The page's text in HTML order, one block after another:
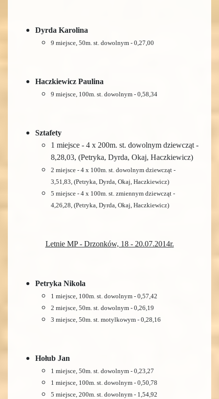
Dyrda Karolina
9 miejsce, 50m. st. dowolnym - 0,27,00
Haczkiewicz Paulina
9 miejsce, 100m. st. dowolnym - 0,58,34
Sztafety
1 miejsce - 4 x 200m. st. dowolnym dziewcząt -
8,28,03, (Petryka, Dyrda, Okaj, Haczkiewicz)
2 miejsce - 4 x 100m. st. dowolnym dziewcząt -
3,51,83, (Petryka, Dyrda, Okaj, Haczkiewicz)
5 miejsce - 4 x 100m. st. zmiennym dziewcząt -
4,26,28, (Petryka, Dyrda, Okaj, Haczkiewicz)
Letnie MP - Drzonków, 18 - 20.07.2014r.
Petryka Nikola
1 miejsce, 100m. st. dowolnym - 0,57,42
2 miejsce, 50m. st. dowolnym - 0,26,19
3 miejsce, 50m. st. motylkowym - 0,28,16
Hołub Jan
1 miejsce, 50m. st. dowolnym - 0,23,27
1 miejsce, 100m. st. dowolnym - 0,50,78
5 miejsce, 200m. st. dowolnym - 1,54,92